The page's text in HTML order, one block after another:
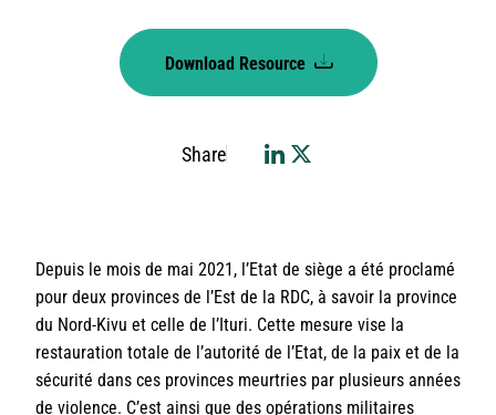
Download Resource
Share
Depuis le mois de mai 2021, l’Etat de siège a été proclamé
pour deux provinces de l’Est de la RDC, à savoir la province
du Nord-Kivu et celle de l’Ituri. Cette mesure vise la
restauration totale de l’autorité de l’Etat, de la paix et de la
sécurité dans ces provinces meurtries par plusieurs années
de violence. C’est ainsi que des opérations militaires